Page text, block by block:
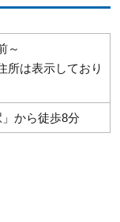
～
所は表示しており
から徒歩8分